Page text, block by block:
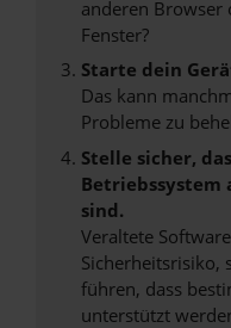
anderen Browser
Fenster?
Starte dein
Das kann
Probleme zu
Stelle sicher,
Betriebssystem
sind.
Veraltete
Sicherheitsrisiko,
führen, dass
unterstützt